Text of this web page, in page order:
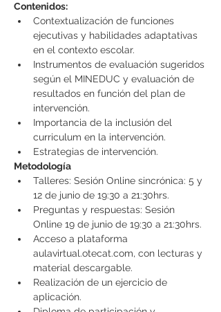
Contenidos:
Contextualización de funciones
ejecutivas y habilidades adaptativas
en el contexto escolar.
Instrumentos de evaluación sugeridos
según el MINEDUC y evaluación de
resultados en función del plan de
intervención.
Importancia de la inclusión del
curriculum en la intervención.
Estrategias de intervención.
Metodología
Talleres: Sesión Online sincrónica: 5 y
12 de junio de 19:30 a 21:30hrs.
Preguntas y respuestas: Sesión
Online 19 de junio de 19:30 a 21:30hrs.
Acceso a plataforma
aulavirtual.otecat.com, con lecturas y
material descargable.
Realización de un ejercicio de
aplicación.